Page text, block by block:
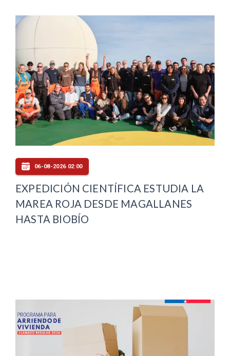
06-08-2026 02:00
EXPEDICIÓN CIENTÍFICA ESTUDIA LA
MAREA ROJA DESDE MAGALLANES
HASTA BIOBÍO